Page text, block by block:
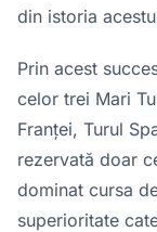
din istoria
Prin acest
celor trei Mari
Franței, Turul
rezervată doar
dominat cursa
superioritate